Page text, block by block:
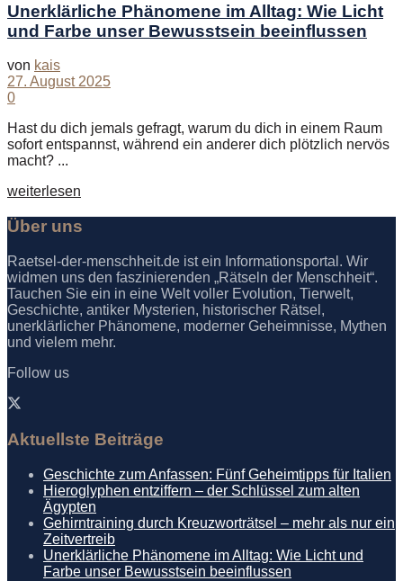
Unerklärliche Phänomene im Alltag: Wie Licht
und Farbe unser Bewusstsein beeinflussen
von kais
27. August 2025
0
Hast du dich jemals gefragt, warum du dich in einem Raum
sofort entspannst, während ein anderer dich plötzlich nervös
macht? ...
weiterlesen
Über uns
Raetsel-der-menschheit.de ist ein Informationsportal. Wir
widmen uns den faszinierenden „Rätseln der Menschheit“.
Tauchen Sie ein in eine Welt voller Evolution, Tierwelt,
Geschichte, antiker Mysterien, historischer Rätsel,
unerklärlicher Phänomene, moderner Geheimnisse, Mythen
und vielem mehr.
Follow us
Aktuellste Beiträge
Geschichte zum Anfassen: Fünf Geheimtipps für Italien
Hieroglyphen entziffern – der Schlüssel zum alten
Ägypten
Gehirntraining durch Kreuzworträtsel – mehr als nur ein
Zeitvertreib
Unerklärliche Phänomene im Alltag: Wie Licht und
Farbe unser Bewusstsein beeinflussen